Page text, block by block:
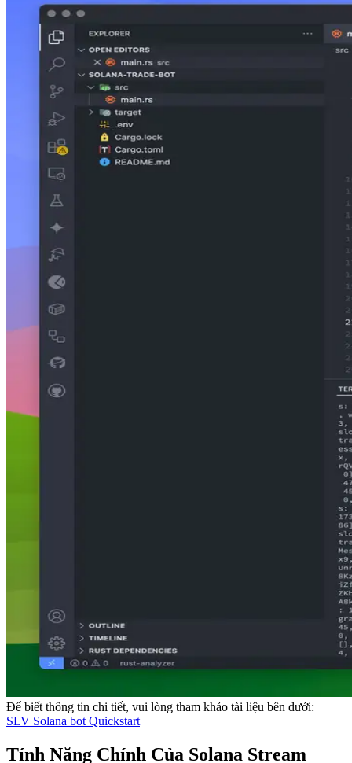
Để biết thông tin chi tiết, vui lòng tham khảo tài liệu bên dưới:
SLV Solana bot Quickstart
Tính Năng Chính Của Solana Stream